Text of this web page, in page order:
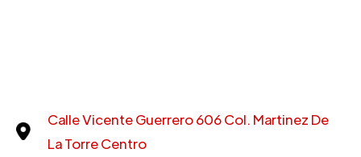
Calle Vicente Guerrero 606 Col. Martinez De
La Torre Centro